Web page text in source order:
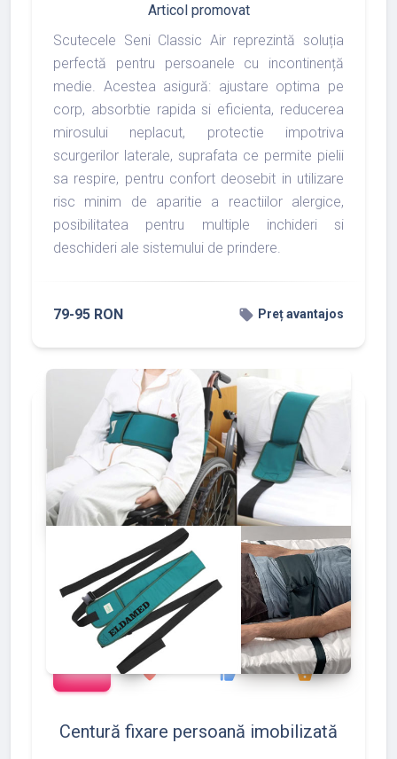
Articol promovat
Scutecele Seni Classic Air reprezintă soluția
perfectă pentru persoanele cu incontinență
medie. Acestea asigură: ajustare optima pe
corp, absorbtie rapida si eficienta, reducerea
mirosului neplacut, protectie impotriva
scurgerilor laterale, suprafata ce permite pielii
sa respire, pentru confort deosebit in utilizare
risc minim de aparitie a reactiilor alergice,
posibilitatea pentru multiple inchideri si
deschideri ale sistemului de prindere.
79-95 RON local_offer Preț avantajos
favorite thumb_up
175
shopping_basket
Centură fixare persoană imobilizată